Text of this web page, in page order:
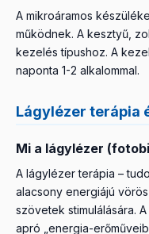
A mikroáramos
működnek. A kesztyű,
kezelés típushoz. A
naponta 1-2 alkalommal.
Lágylézer terápia
Mi a lágylézer
A lágylézer terápia –
alacsony energiájú
szövetek stimulálására.
apró „energia-